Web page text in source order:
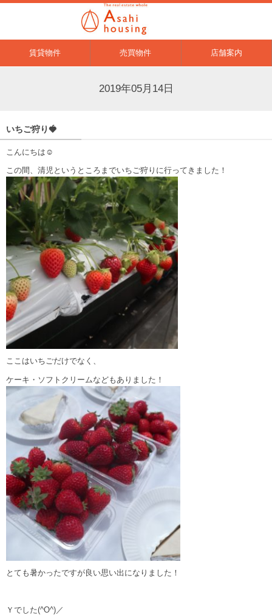
賃貸物件 売買物件 店舗案内
2019年05月14日
いちご狩り🍓
こんにちは☺
この間、清児というところまでいちご狩りに行ってきました！
ここはいちごだけでなく、
ケーキ・ソフトクリームなどもありました！
とても暑かったですが良い思い出になりました！
Ｙでした(^O^)／